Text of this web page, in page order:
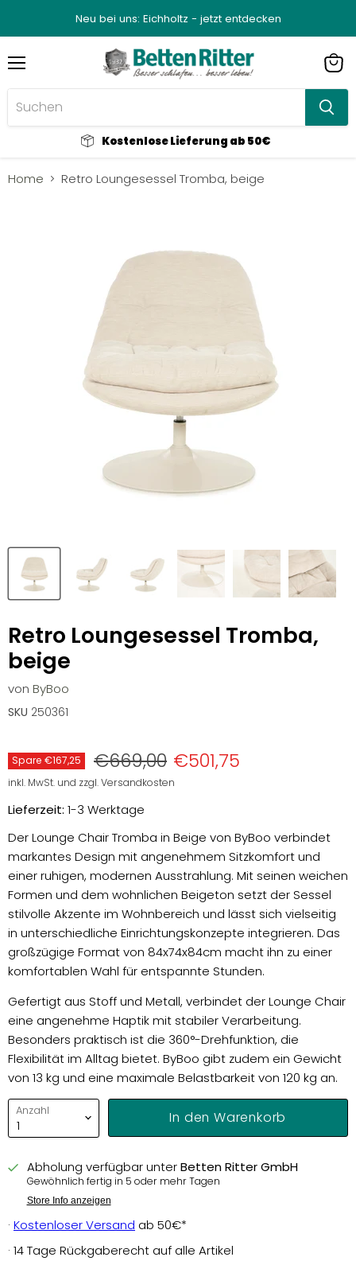
Neu bei uns: Eichholtz - jetzt entdecken
Kostenlose Lieferung ab 50€
Home Retro Loungesessel Tromba, beige
Retro Loungesessel Tromba,
beige
von ByBoo
SKU 250361
Spare €167,25 Preis
€669,00 Aktueller Preis
€501,75
inkl. MwSt. und zzgl. Versandkosten
Lieferzeit: 1-3 Werktage
Der Lounge Chair Tromba in Beige von ByBoo verbindet
markantes Design mit angenehmem Sitzkomfort und
einer ruhigen, modernen Ausstrahlung. Mit seinen weichen
Formen und dem wohnlichen Beigeton setzt der Sessel
stilvolle Akzente im Wohnbereich und lässt sich vielseitig
in unterschiedliche Einrichtungskonzepte integrieren. Das
großzügige Format von 84x74x84cm macht ihn zu einer
komfortablen Wahl für entspannte Stunden.
Gefertigt aus Stoff und Metall, verbindet der Lounge Chair
eine angenehme Haptik mit stabiler Verarbeitung.
Besonders praktisch ist die 360°-Drehfunktion, die
Flexibilität im Alltag bietet. ByBoo gibt zudem ein Gewicht
von 13 kg und eine maximale Belastbarkeit von 120 kg an.
Anzahl In den Warenkorb
Abholung verfügbar unterBetten Ritter GmbH
Gewöhnlich fertig in 5 oder mehr Tagen
Store Info anzeigen
· Kostenloser Versand ab 50€*
· 14 Tage Rückgaberecht auf alle Artikel